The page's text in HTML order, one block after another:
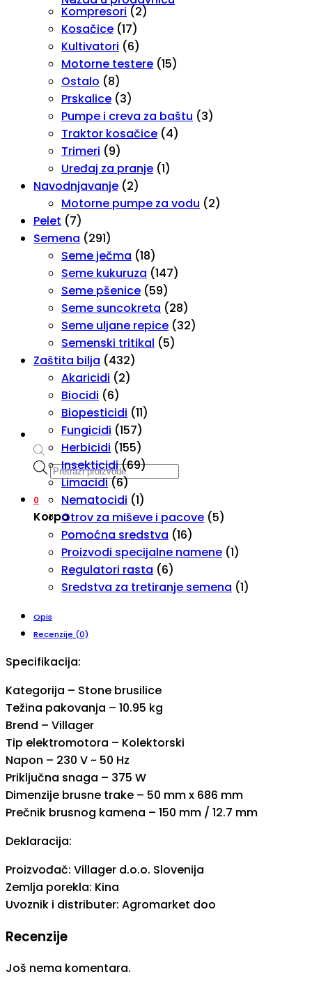
Products
search
0
Korpa
Kompresori (2)
Kosačice (17)
Kultivatori (6)
Motorne testere (15)
Ostalo (8)
Prskalice (3)
Pumpe i creva za baštu (3)
Traktor kosačice (4)
Trimeri (9)
Uređaj za pranje (1)
Navodnjavanje (2)
Motorne pumpe za vodu (2)
Pelet (7)
Semena (291)
Seme ječma (18)
Seme kukuruza (147)
Seme pšenice (59)
Seme suncokreta (28)
Seme uljane repice (32)
Semenski tritikal (5)
Zaštita bilja (432)
Akaricidi (2)
Biocidi (6)
Biopesticidi (11)
Fungicidi (157)
Herbicidi (155)
Insekticidi(69)
Limacidi(6)
Nematocidi (1)
Otrov za miševe i pacove (5)
Pomoćna sredstva (16)
Proizvodi specijalne namene (1)
Regulatori rasta (6)
Sredstva za tretiranje semena (1)
Opis
Recenzije (0)
Specifikacija:
Kategorija – Stone brusilice
Težina pakovanja – 10.95 kg
Brend – Villager
Tip elektromotora – Kolektorski
Napon – 230 V ~ 50 Hz
Priključna snaga – 375 W
Dimenzije brusne trake – 50 mm x 686 mm
Prečnik brusnog kamena – 150 mm / 12.7 mm
Deklaracija:
Proizvođač: Villager d.o.o. Slovenija
Zemlja porekla: Kina
Uvoznik i distributer: Agromarket doo
Recenzije
Još nema komentara.